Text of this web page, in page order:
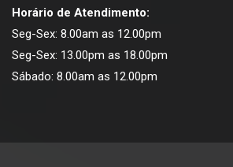
Horário de Atendimento:
Seg-Sex: 8.00am as 12.00pm
Seg-Sex: 13.00pm as 18.00pm
Sábado: 8.00am as 12.00pm